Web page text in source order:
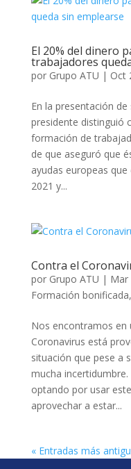
El 20% del dinero
trabajadores
por Grupo ATU | Oct
En la presentación
presidente distinguió
formación de
de que aseguró que
ayudas europeas
2021 y...
Contra el
por Grupo ATU | Mar
Formación bonificada,
Nos encontramos en
Coronavirus está
situación que pese a
mucha
optando por usar
aprovechar a estar...
« Entradas más